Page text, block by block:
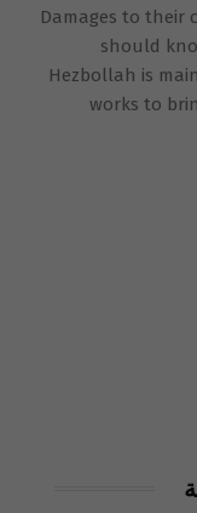
Damages to their
should
Hezbollah is
works to